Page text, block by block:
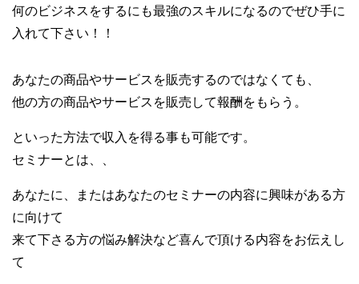
何のビジネスをするにも最強のスキルになるのでぜひ手に
入れて下さい！！
あなたの商品やサービスを販売するのではなくても、
他の方の商品やサービスを販売して報酬をもらう。
といった方法で収入を得る事も可能です。
セミナーとは、、
あなたに、またはあなたのセミナーの内容に興味がある方
に向けて
来て下さる方の悩み解決など喜んで頂ける内容をお伝えし
て